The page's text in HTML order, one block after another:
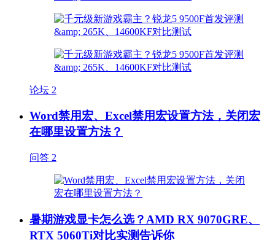
论坛 2
Word禁用宏、Excel禁用宏设置方法，关闭宏
在哪里设置方法？
问答 2
暑期游戏显卡怎么选？AMD RX 9070GRE、
RTX 5060Ti对比实测告诉你